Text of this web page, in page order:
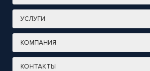
УСЛУГИ
КОМПАНИЯ
КОНТАКТЫ